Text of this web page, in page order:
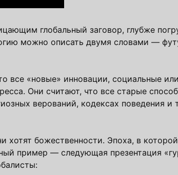
глобальный заговор, глубже
можно описать двумя словами —
все «новые» инновации, социальные
Они считают, что все старые
верований, кодексах поведения и
хотят божественности. Эпоха, в
пример — следующая презентация